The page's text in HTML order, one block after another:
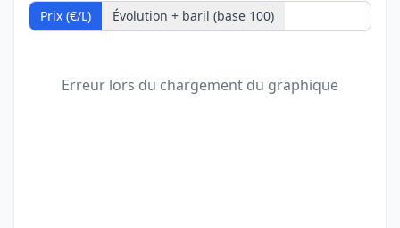
Prix (€/L) Évolution + baril (base 100)
Erreur lors du chargement du graphique